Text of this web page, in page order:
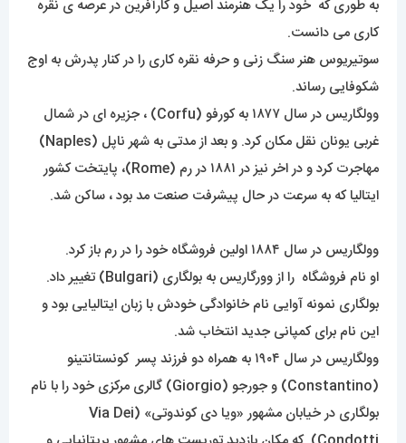
به طوری که خود را یک هنرمند اصیل و کارآفرین در عرصه ی نقره
کاری می دانست.
سوتیریوس هنر سنگ زنی و حرفه نقره کاری را در کنار پدرش به اوج
شکوفایی رساند.
وولگاریس در سال ۱۸۷۷ به کورفو (Corfu) ، جزیره ای در شمال
غربی یونان نقل مکان کرد. و بعد از مدتی به شهر ناپل (Naples)
مهاجرت کرد و در اخر نیز در ۱۸۸۱ در رم (Rome)، پایتخت کشور
ایتالیا که به سرعت در حال پیشرفت صنعت مد بود ، ساکن شد.
وولگاریس در سال ۱۸۸۴ اولین فروشگاه خود را در رم باز کرد.
او نام فروشگاه را از وورگاریس به بولگاری (Bulgari) تغییر داد.
بولگاری نمونه آوایی نام خانوادگی خودش با زبان ایتالیایی بود و
این نام برای کمپانی جدید انتخاب شد.
وولگاریس در سال ۱۹۰۴ به همراه دو فرزند پسر کونستانتینو
(Constantino) و جورجو (Giorgio) گالری مرکزی خود را با نام
بولگاری در خیابان مشهور «ویا دی کوندوتی» (Via Dei